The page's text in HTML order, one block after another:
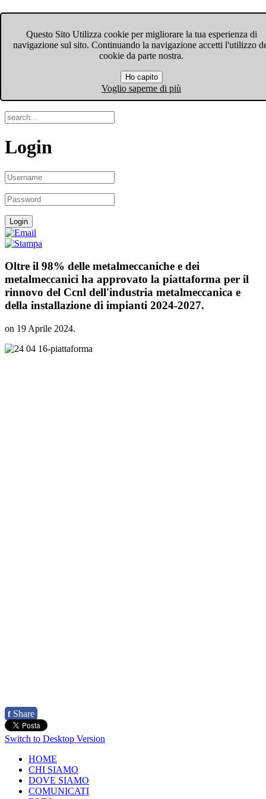
Questo Sito Utilizza cookie per migliorare la tua esperienza di
navigazione sul sito. Continuando la navigazione accetti l'utilizzo
cookie da parte nostra.
Ho capito
Voglio saperne di più
Menu
Login
Oltre il 98% delle metalmeccaniche e dei
metalmeccanici ha approvato la piattaforma per il
rinnovo del Ccnl dell'industria metalmeccanica e
della installazione di impianti 2024-2027.
on 19 Aprile 2024.
f Share
Switch to Desktop Version
HOME
CHI SIAMO
DOVE SIAMO
COMUNICATI